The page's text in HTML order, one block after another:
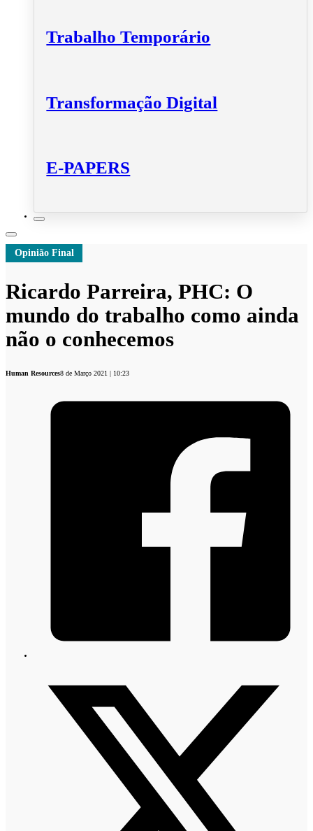
Trabalho Temporário
Transformação Digital
E-PAPERS
Opinião Final
Ricardo Parreira, PHC: O
mundo do trabalho como ainda
não o conhecemos
Human Resources8 de Março 2021 | 10:23